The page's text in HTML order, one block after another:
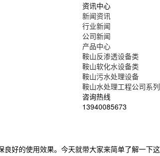
资讯中心
新闻资讯
行业新闻
公司新闻
产品中心
鞍山反渗透设备类
鞍山软化水设备类
鞍山污水处理设备
鞍山水处理工程公司系列
咨询热线
13940085673
好的使用效果。今天就带大家来简单了解一下这